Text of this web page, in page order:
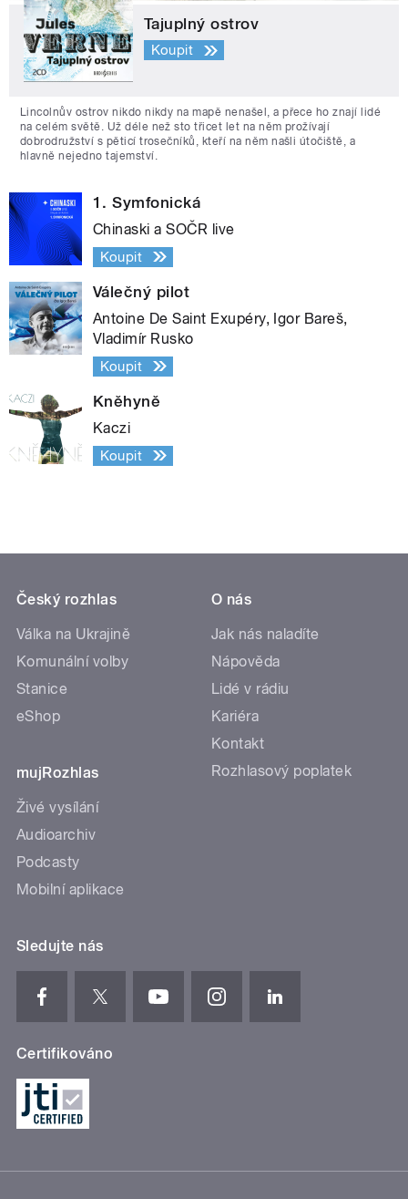
Tajuplný ostrov
Koupit
Lincolnův ostrov nikdo nikdy na mapě nenašel, a přece ho znají lidé
na celém světě. Už déle než sto třicet let na něm prožívají
dobrodružství s pěticí trosečníků, kteří na něm našli útočiště, a
hlavně nejedno tajemství.
1. Symfonická
Chinaski a SOČR live
Koupit
Válečný pilot
Antoine De Saint Exupéry, Igor Bareš,
Vladimír Rusko
Koupit
Kněhyně
Kaczi
Koupit
Český rozhlas
Válka na Ukrajině
Komunální volby
Stanice
eShop
mujRozhlas
Živé vysílání
Audioarchiv
Podcasty
Mobilní aplikace
O nás
Jak nás naladíte
Nápověda
Lidé v rádiu
Kariéra
Kontakt
Rozhlasový poplatek
Sledujte nás
Certifikováno